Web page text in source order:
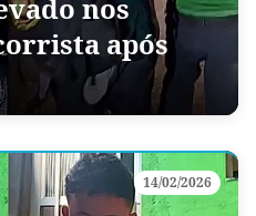
nos
após
14/02/2026